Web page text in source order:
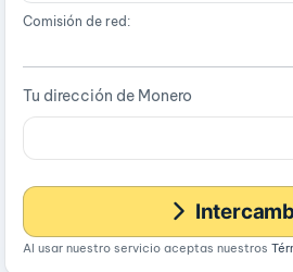
Comisión de red:
Tu dirección de Monero
Al usar nuestro servicio aceptas nuestros